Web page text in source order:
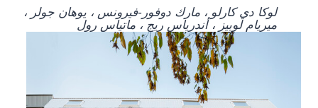
لوكا دي كارلو ، مارك دوفور-فيرونس ، يوهان جولر ،
ميريام لوبيز ، أندرياس ريج ، ماتياس رول